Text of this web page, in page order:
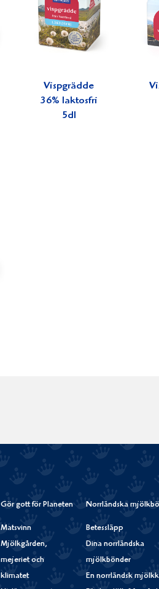
Vispgrädde
36% laktosfri
5dl
Gör gott för Planeten
Matsvinn
Mjölkgården,
mejeriet och
klimatet
Norrländska
Betessläpp
Dina norrländska
mjölkbönder
En norrländsk